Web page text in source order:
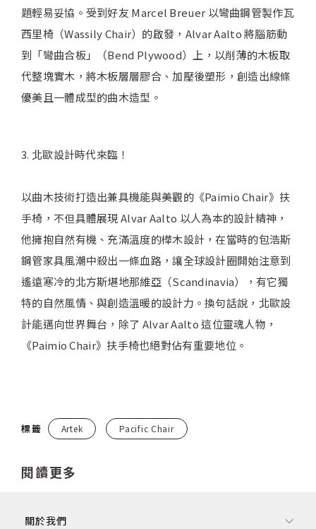
題輕易妥協。受到好友 Marcel Breuer 以彎曲鋼管製作瓦
西里椅（Wassily Chair）的啟發，Alvar Aalto 將腦筋動
到「彎曲合板」（Bend Plywood）上，以削薄的木板取
代整塊實木，將木板層層膠合、加壓後塑形，創造出線條
優美且一體成型的曲木造型。
3. 北歐設計時代來臨！
以曲木技術打造出兼具機能與美觀的《Paimio Chair》扶
手椅，不但具體展現 Alvar Aalto 以人為本的設計精神，
他擁抱自然有機、充滿溫度的樺木設計，在當時的包浩斯
鋼管家具風潮中殺出一條血路，讓全球設計圈開始注意到
遙遠寒冷的北方斯堪地那維亞（Scandinavia），有它獨
特的自然風情、與創造溫暖的設計力。換句話說，北歐設
計能邁向世界舞台，除了 Alvar Aalto 這位靈魂人物，
《Paimio Chair》扶手椅也絕對佔有重要地位。
標籤 Artek Pacific Chair
閱讀更多
關於我們